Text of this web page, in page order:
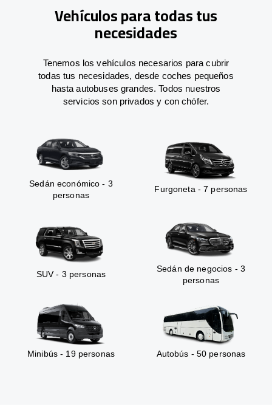
Vehículos para todas tus
necesidades
Tenemos los vehículos necesarios para cubrir
todas tus necesidades, desde coches pequeños
hasta autobuses grandes. Todos nuestros
servicios son privados y con chófer.
Sedán económico - 3
personas
Furgoneta - 7 personas
SUV - 3 personas
Sedán de negocios - 3
personas
Minibús - 19 personas Autobús - 50 personas